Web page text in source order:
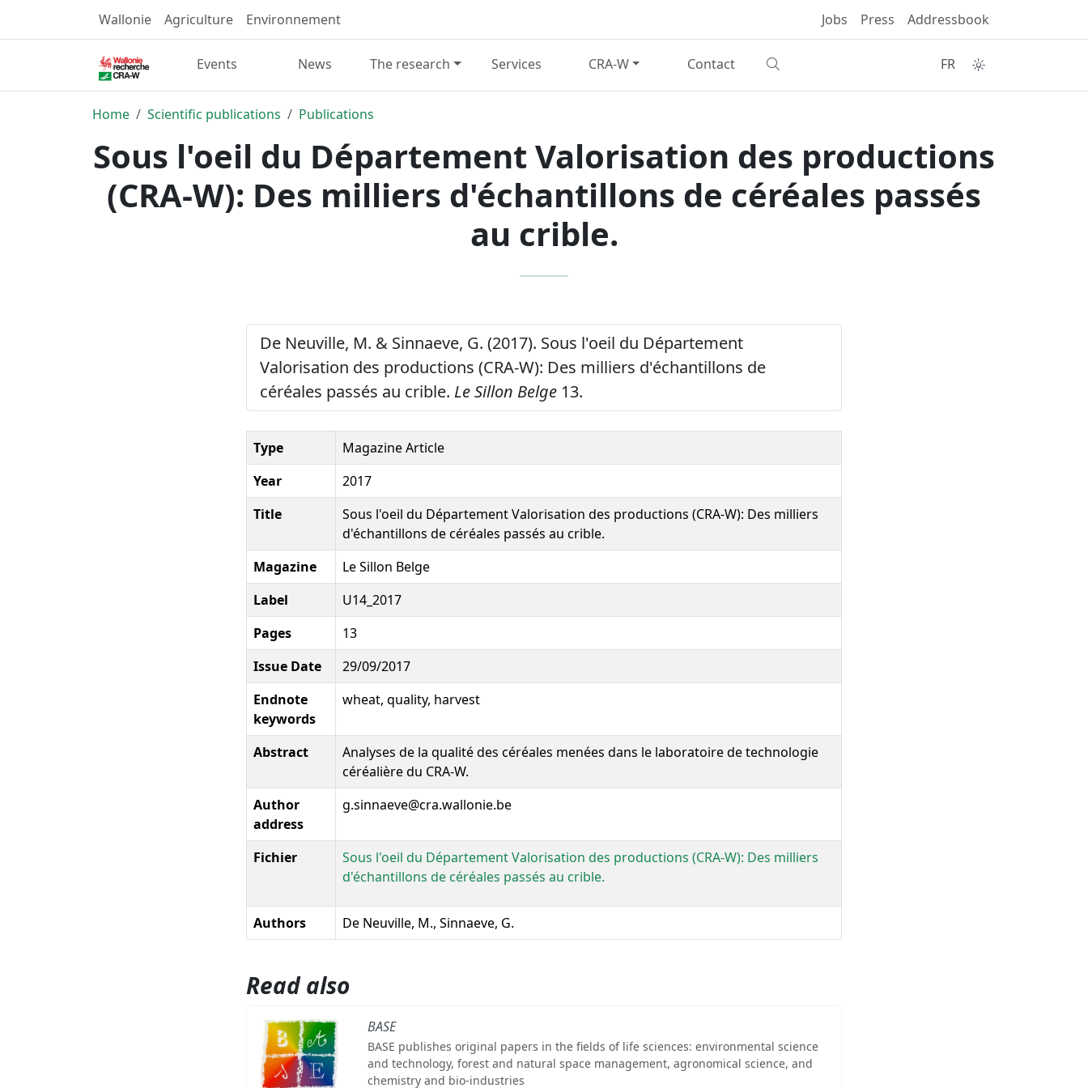
Wallonie Agriculture Environnement Jobs Press Addressbook
Events News The research Services CRA-W Contact FR
Home Scientific publications Publications
Sous l'oeil du Département Valorisation des productions
(CRA-W): Des milliers d'échantillons de céréales passés
au crible.
De Neuville, M. & Sinnaeve, G. (2017). Sous l'oeil du Département
Valorisation des productions (CRA-W): Des milliers d'échantillons de
céréales passés au crible. Le Sillon Belge 13.
Type
Magazine Article
Year
2017
Title
Sous l'oeil du Département Valorisation des productions (CRA-W): Des milliers
d'échantillons de céréales passés au crible.
Magazine
Le Sillon Belge
Label
U14_2017
Pages
13
Issue Date
29/09/2017
Endnote
keywords
wheat, quality, harvest
Abstract
Analyses de la qualité des céréales menées dans le laboratoire de technologie
céréalière du CRA-W.
Author
address
g.sinnaeve@cra.wallonie.be
Fichier
Sous l'oeil du Département Valorisation des productions (CRA-W): Des milliers
d'échantillons de céréales passés au crible.
Authors De Neuville, M., Sinnaeve, G.
Read also
BASE
BASE publishes original papers in the fields of life sciences: environmental science
and technology, forest and natural space management, agronomical science, and
chemistry and bio-industries